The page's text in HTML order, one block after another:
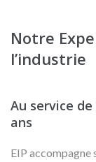
Notre
l’industrie
Au service
ans
EIP accompagne